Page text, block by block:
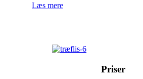
Læs mere
Priser